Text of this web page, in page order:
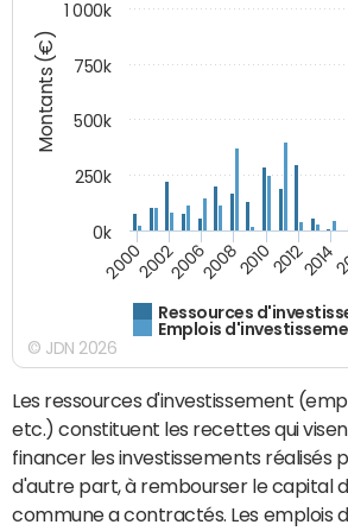
Montants (€)
Ressources
Emplois
2000200220062008201020122014
0k
250k
500k
750k
1 000k
© JDN 2026
Les ressources d'investissement
etc.) constituent les recettes qui
financer les investissements réalisés
d'autre part, à rembourser le capital
commune a contractés. Les emplois